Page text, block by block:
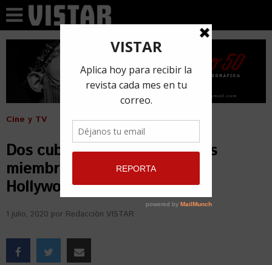
Cine y TV
Dos cubanas entre los nuevos
miembros de la Academia de
Hollywood
1 julio, 2020 por Redacción VISTAR